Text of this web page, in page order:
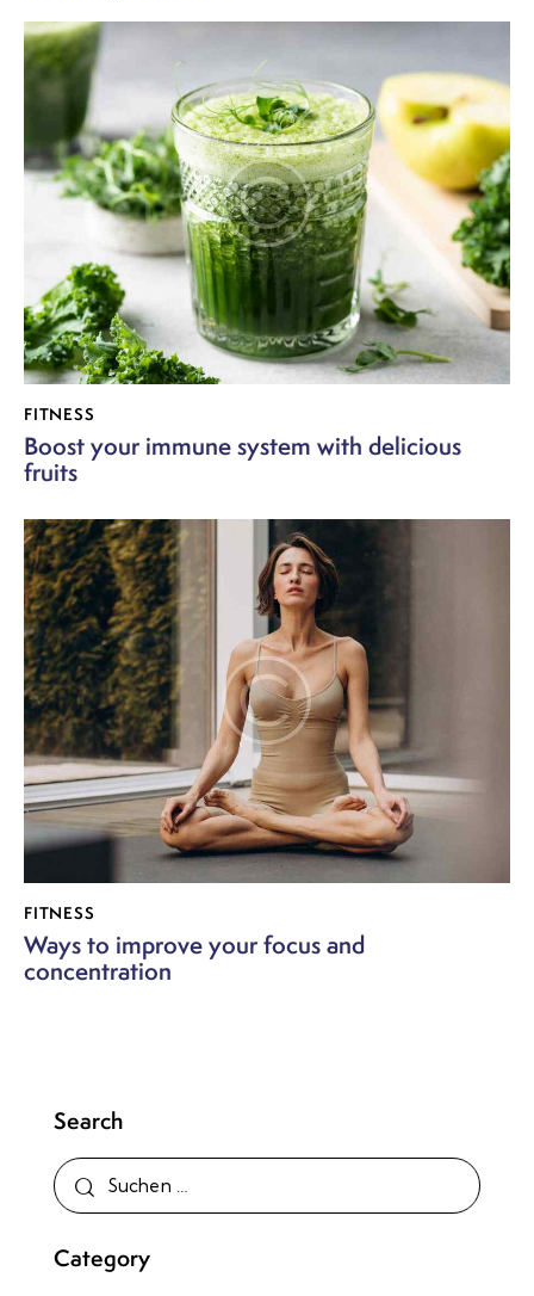
FITNESS
Boost your immune system with delicious
fruits
FITNESS
Ways to improve your focus and
concentration
Search
Category